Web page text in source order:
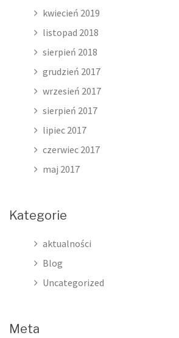
kwiecień 2019
listopad 2018
sierpień 2018
grudzień 2017
wrzesień 2017
sierpień 2017
lipiec 2017
czerwiec 2017
maj 2017
Kategorie
aktualności
Blog
Uncategorized
Meta